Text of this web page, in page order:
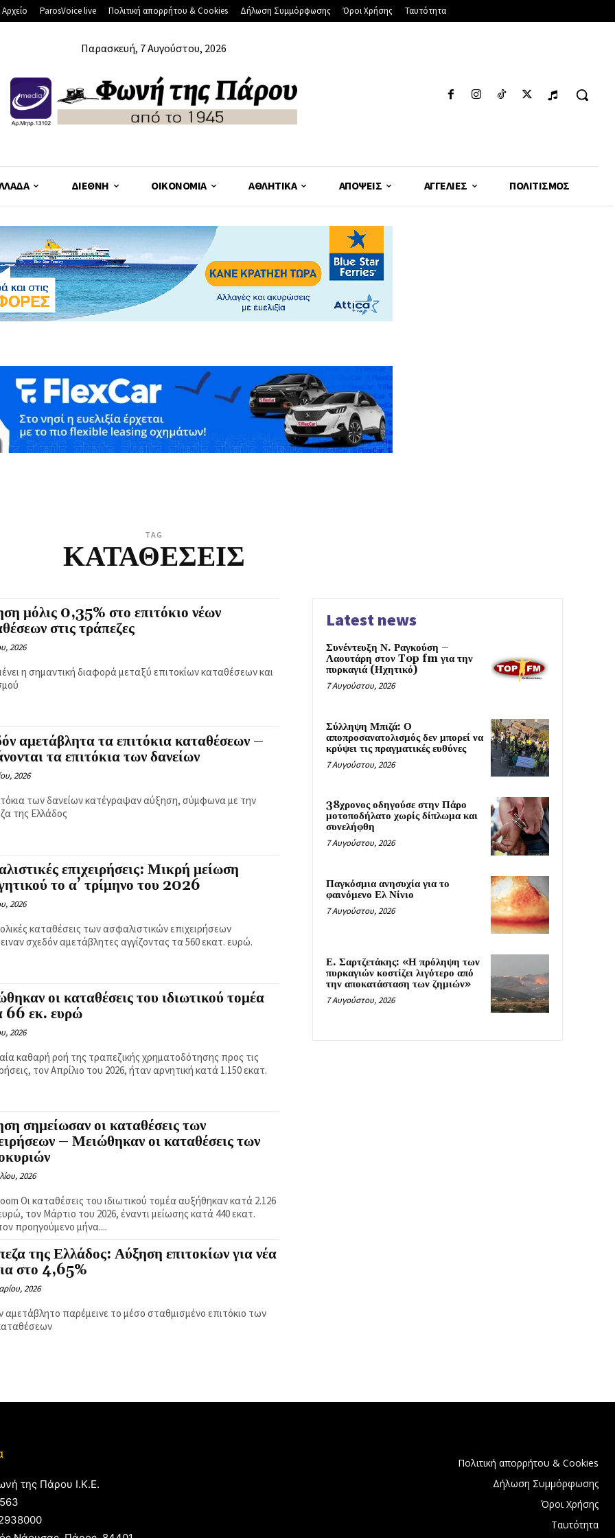
ParosVoice live Πολιτική απορρήτου & Cookies Δήλωση Συμμόρφωσης Όροι Χρήσης Ταυτότητα
Παρασκευή, 7 Αυγούστου, 2026
ΔΙΕΘΝΉ ΟΙΚΟΝΟΜΊΑ ΑΘΛΗΤΙΚΆ ΑΠΌΨΕΙΣ ΑΓΓΕΛΊΕΣ ΠΟΛΙΤΙΣΜΌΣ
TAG
ΚΑΤΑΘΕΣΕΙΣ
μόλις 0,35% στο επιτόκιο νέων
στις τράπεζες
2026
η σημαντική διαφορά μεταξύ επιτοκίων καταθέσεων και
αμετάβλητα τα επιτόκια καταθέσεων –
τα επιτόκια των δανείων
2026
των δανείων κατέγραψαν αύξηση, σύμφωνα με την
της Ελλάδος
επιχειρήσεις: Μικρή μείωση
το α’ τρίμηνο του 2026
2026
καταθέσεις των ασφαλιστικών επιχειρήσεων
σχεδόν αμετάβλητες αγγίζοντας τα 560 εκατ. ευρώ.
οι καταθέσεις του ιδιωτικού τομέα
66 εκ. ευρώ
2026
καθαρή ροή της τραπεζικής χρηματοδότησης προς τις
τον Απρίλιο του 2026, ήταν αρνητική κατά 1.150 εκατ.
σημείωσαν οι καταθέσεις των
– Μειώθηκαν οι καταθέσεις των
2026
αυξήθηκαν κατά 2.126
τον Μάρτιο του 2026, έναντι μείωσης κατά 440 εκατ.
προηγούμενο μήνα....
της Ελλάδος: Αύξηση επιτοκίων για νέα
στο 4,65%
2026
αμετάβλητο παρέμεινε το μέσο σταθμισμένο επιτόκιο των
Latest news
Συνέντευξη Ν. Ραγκούση –
Λαουτάρη στον Top fm για την
πυρκαγιά (Ηχητικό)
7 Αυγούστου, 2026
Σύλληψη Μπιζά: Ο
αποπροσανατολισμός δεν μπορεί να
κρύψει τις πραγματικές ευθύνες
7 Αυγούστου, 2026
38χρονος οδηγούσε στην Πάρο
μοτοποδήλατο χωρίς δίπλωμα και
συνελήφθη
7 Αυγούστου, 2026
Παγκόσμια ανησυχία για το
φαινόμενο Ελ Νίνιο
7 Αυγούστου, 2026
Ε. Σαρτζετάκης: «Η πρόληψη των
πυρκαγιών κοστίζει λιγότερο από
την αποκατάσταση των ζημιών»
7 Αυγούστου, 2026
της Πάρου Ι.Κ.Ε.
Πολιτική απορρήτου & Cookies
Δήλωση Συμμόρφωσης
Όροι Χρήσης
Ταυτότητα